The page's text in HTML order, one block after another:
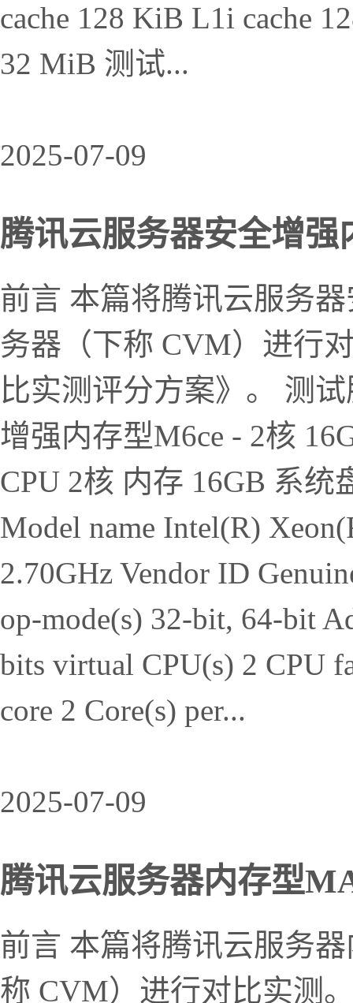
cache 128 KiB L1i cache
32 MiB 测试...
2025-07-09
腾讯云服务器安全增强
前言 本篇将腾讯云服务
务器（下称 CVM）进行
比实测评分方案》。 测
增强内存型M6ce - 2核
CPU 2核 内存 16GB 系统
Model name Intel(R)
2.70GHz Vendor ID
op-mode(s) 32-bit, 64-bit
bits virtual CPU(s) 2 CPU
core 2 Core(s) per...
2025-07-09
腾讯云服务器内存型
前言 本篇将腾讯云服务
称 CVM）进行对比实测